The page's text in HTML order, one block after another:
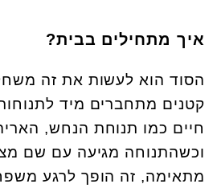
איך מתחילים בבית?
הסוד הוא לעשות את זה
קטנים מתחברים מיד
חיים כמו תנוחת הנחש,
וכשהתנוחה מגיעה עם שם
מתאימה, זה הופך לרגע